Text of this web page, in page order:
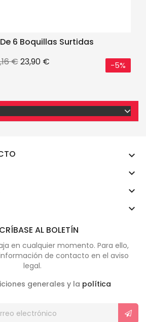
6 Boquillas Surtidas
€Precio
23,90 € -5%




AL BOLETÍN
en cualquier momento. Para ello,
de contacto en el aviso
legal.
generales y la política